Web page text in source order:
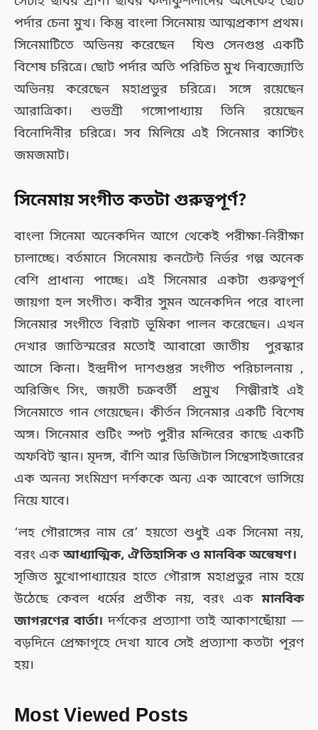
পর্দার চেনা মুখ। কিন্তু বাংলা সিনেমায় আত্মপ্রকাশ প্রথম।
সিনেমাটিতে অভিনয় করেছেন যিশু সেনগুপ্ত একটি
বিশেষ চরিত্রে। ছোট পর্দার অতি পরিচিত মুখ দিব্যজ্যোতি
অভিনয় করেছেন মহাপ্রভুর চরিত্রে। সঙ্গে রয়েছেন
আরাত্রিকা। শুভশ্রী গঙ্গোপাধ্যায় তিনি রয়েছেন
বিনোদিনীর চরিত্রে। সব মিলিয়ে এই সিনেমার কাস্টিং
জমজমাট।
সিনেমায় সংগীত কতটা গুরুত্বপূর্ণ?
বাংলা সিনেমা অনেকদিন আগে থেকেই পরীক্ষা-নিরীক্ষা
চালাচ্ছে। বর্তমানে সিনেমায় কনটেন্ট নির্ভর গল্প অনেক
বেশি প্রাধান্য পাচ্ছে। এই সিনেমার একটা গুরুত্বপূর্ণ
জায়গা হল সংগীত। কবীর সুমন অনেকদিন পরে বাংলা
সিনেমার সংগীতে বিরাট ভূমিকা পালন করেছেন। এখন
দেখার জাতিস্মরের মতোই আবারো জাতীয় পুরস্কার
আসে কিনা। ইন্দ্রদীপ দাশগুপ্তর সংগীত পরিচালনায় ,
অরিজিৎ সিং, জয়তী চক্রবর্তী প্রমুখ শিল্পীরাই এই
সিনেমাতে গান গেয়েছেন। কীর্তন সিনেমার একটি বিশেষ
অঙ্গ। সিনেমার শুটিং স্পট পুরীর মন্দিরের কাছে একটি
অফবিট স্থান। মৃদঙ্গ, বাঁশি আর ডিজিটাল সিন্থেসাইজারের
এক অনন্য সংমিশ্রণ দর্শককে অন্য এক আবেগে ভাসিয়ে
নিয়ে যাবে।
‘লহ গৌরাঙ্গের নাম রে’ হয়তো শুধুই এক সিনেমা নয়,
বরং একআধ্যাত্মিক, ঐতিহাসিক ও মানবিক অন্বেষণ।
সৃজিত মুখোপাধ্যায়ের হাতে গৌরাঙ্গ মহাপ্রভুর নাম হয়ে
উঠেছে কেবল ধর্মের প্রতীক নয়, বরং একমানবিক
জাগরণের বার্তা। দর্শকের প্রত্যাশা তাই আকাশছোঁয়া —
বড়দিনে প্রেক্ষাগৃহে দেখা যাবে সেই প্রত্যাশা কতটা পূরণ
হয়।
Most Viewed Posts